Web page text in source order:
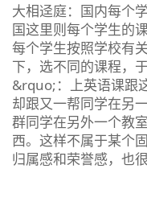
大相迳庭：国内每个
国这里则每个学生的
每个学生按照学校有
下，选不同的课程，
&rquo;：上英语课跟
却跟又一帮同学在另
群同学在另外一个教
西。这样不属于某个
归属感和荣誉感，也